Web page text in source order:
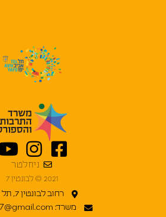
רחוב לבונטין 7, תל אביב
משרד: levontin7@gmail.com
ניוזלטר
2021 © לבונטין 7